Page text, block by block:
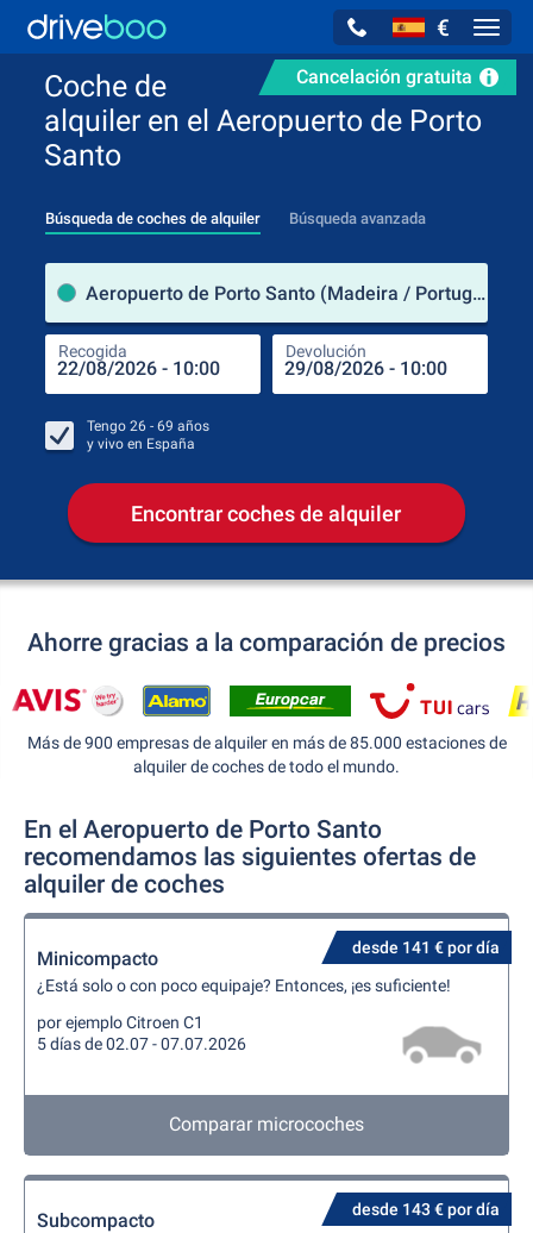
€
Cancelación gratuita
Coche de
alquiler en el Aeropuerto de Porto
Santo
Búsqueda de coches de alquiler Búsqueda avanzada
Aeropuerto de Porto Santo (Madeira / Portugal)
Recogida Devolución
Tengo 26 - 69 años
y vivo en España
Encontrar coches de alquiler
Ahorre gracias a la comparación de precios
Más de 900 empresas de alquiler en más de 85.000 estaciones de
alquiler de coches de todo el mundo.
En el Aeropuerto de Porto Santo
recomendamos las siguientes ofertas de
alquiler de coches
desde 141 € por día
Minicompacto
¿Está solo o con poco equipaje? Entonces, ¡es suficiente!
por ejemplo Citroen C1
5 días de 02.07 - 07.07.2026
Comparar microcoches
desde 143 € por día
Subcompacto